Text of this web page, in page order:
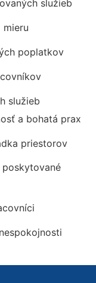
služieb
mieru
poplatkov
služieb
a bohatá prax
priestorov